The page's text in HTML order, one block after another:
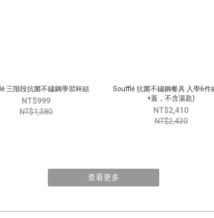
三階段抗菌不鏽鋼學習杯組
NT$999
NT$1,380
Soufflé 抗菌不鏽鋼餐具 入學6件
+蓋，不含湯匙)
NT$2,410
NT$2,430
查看更多